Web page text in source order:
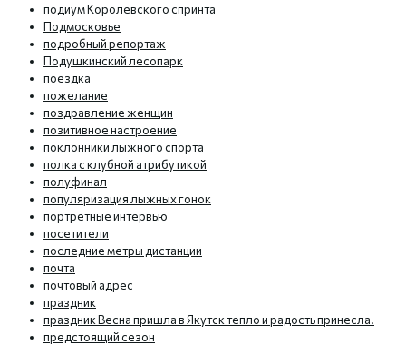
подиум Королевского спринта
Подмосковье
подробный репортаж
Подушкинский лесопарк
поездка
пожелание
поздравление женщин
позитивное настроение
поклонники лыжного спорта
полка с клубной атрибутикой
полуфинал
популяризация лыжных гонок
портретные интервью
посетители
последние метры дистанции
почта
почтовый адрес
праздник
праздник Весна пришла в Якутск тепло и радость принесла!
предстоящий сезон